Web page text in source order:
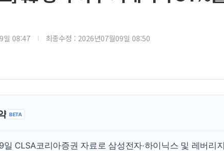
일 08:47 최종수정 : 2026년07월09일 08:50
BETA
일 CLSA코리아증권 자료로 삼성전자·하이닉스 및 레버리